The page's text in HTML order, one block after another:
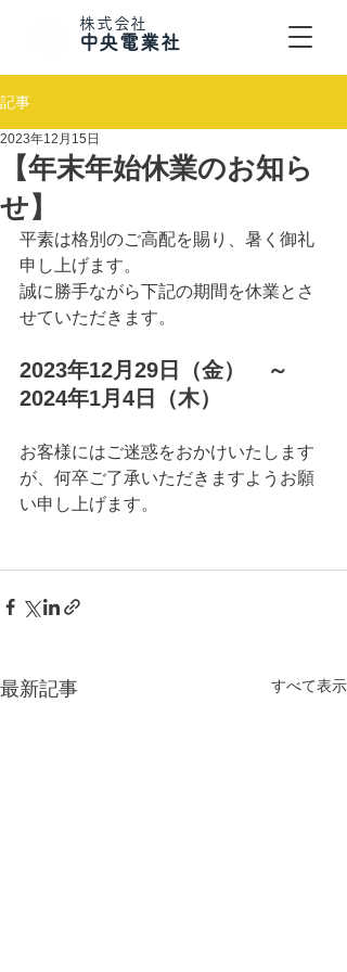
株式会社
​中央電業社
記事
【年末年始休業のお知ら
せ】
2023年12月15日
平素は格別のご高配を賜り、暑く御礼
申し上げます。
誠に勝手ながら下記の期間を休業とさ
せていただきます。
2023年12月29日（金）　～
2024年1月4日（木）
お客様にはご迷惑をおかけいたします
が、何卒ご了承いただきますようお願
い申し上げます。
最新記事 すべて表示